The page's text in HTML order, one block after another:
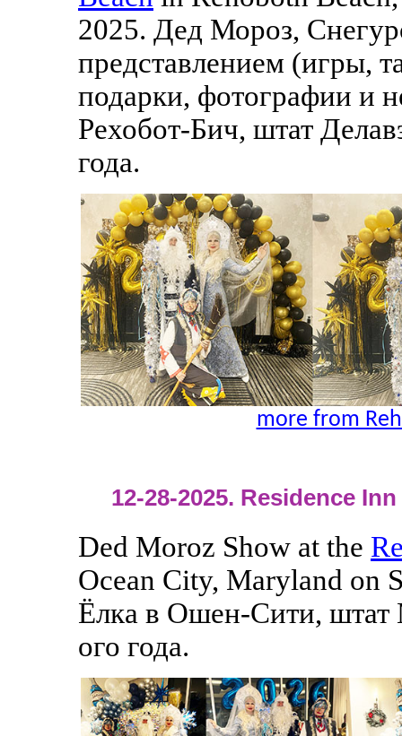
2025. Дед Мороз,
представлением (игры,
подарки, фотографии и
Рехобот-Бич, штат
года.
more from
12-28-2025. Residence
Ded Moroz Show at the
Ocean City, Maryland on
Ёлка в Ошен-Сити, штат
ого года.